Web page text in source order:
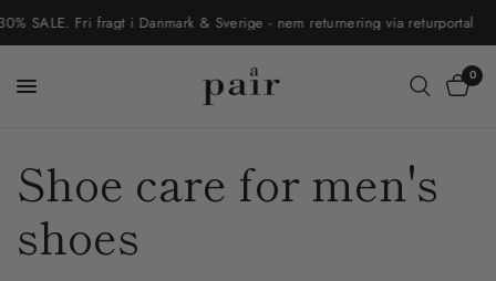
SALE. Fri fragt i Danmark & Sverige - nem returnering via returportal
0
Shoe care for men's
shoes